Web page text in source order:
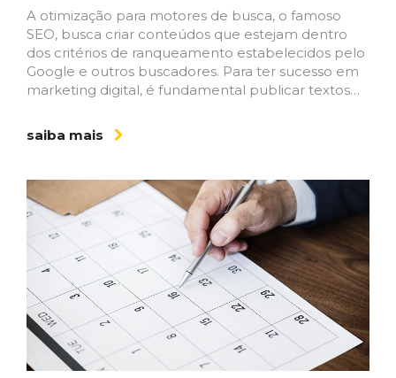
A otimização para motores de busca, o famoso
SEO, busca criar conteúdos que estejam dentro
dos critérios de ranqueamento estabelecidos pelo
Google e outros buscadores. Para ter sucesso em
marketing digital, é fundamental publicar textos…
saiba mais